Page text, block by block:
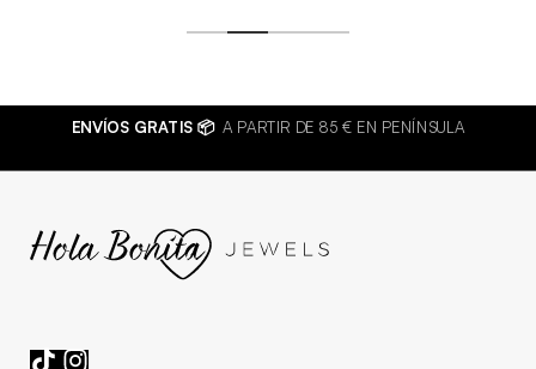
ENVÍOS GRATIS 📦 A PARTIR DE 85 € EN PENÍNSULA